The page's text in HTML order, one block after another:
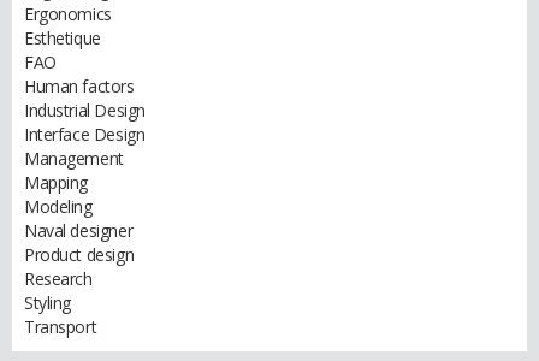
Ergonomics
Esthetique
FAO
Human factors
Industrial Design
Interface Design
Management
Mapping
Modeling
Naval designer
Product design
Research
Styling
Transport